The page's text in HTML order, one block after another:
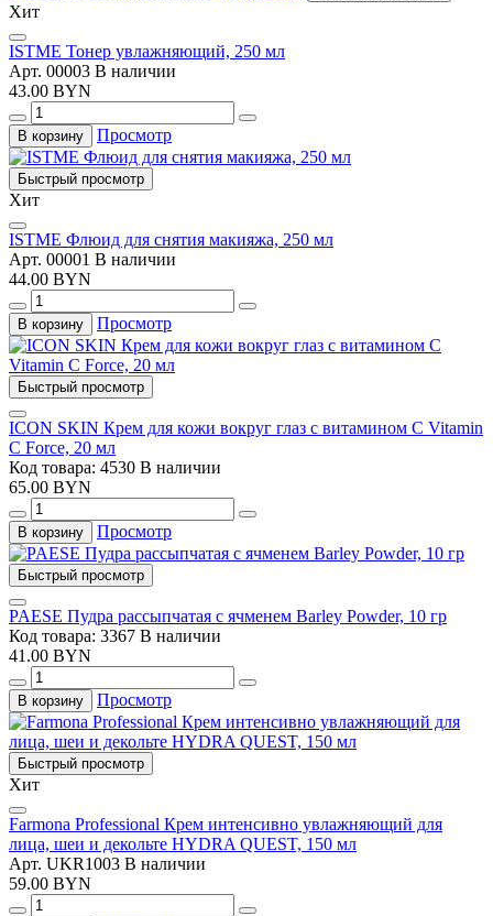
Хит
ISTME Тонер увлажняющий, 250 мл
Арт. 00003 В наличии
43.00 BYN
В корзину Просмотр
Быстрый просмотр
Хит
ISTME Флюид для снятия макияжа, 250 мл
Арт. 00001 В наличии
44.00 BYN
В корзину Просмотр
Быстрый просмотр
ICON SKIN Крем для кожи вокруг глаз с витамином С Vitamin
С Force, 20 мл
Код товара: 4530 В наличии
65.00 BYN
В корзину Просмотр
Быстрый просмотр
PAESE Пудра рассыпчатая с ячменем Barley Powder, 10 гр
Код товара: 3367 В наличии
41.00 BYN
В корзину Просмотр
Быстрый просмотр
Хит
Farmona Professional Крем интенсивно увлажняющий для
лица, шеи и декольте HYDRA QUEST, 150 мл
Арт. UKR1003 В наличии
59.00 BYN